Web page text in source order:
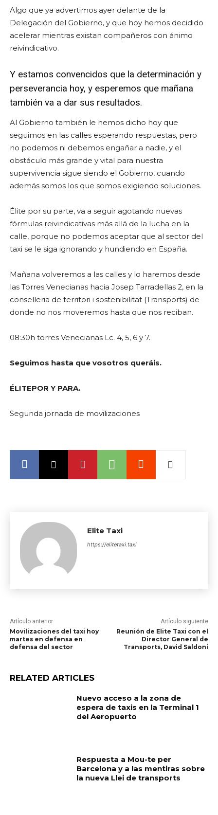
Algo que ya advertimos ayer delante de la
Delegación del Gobierno, y que hoy hemos decidido
acelerar mientras existan compañeros con ánimo
reivindicativo.
Y estamos convencidos que la determinación y
perseverancia hoy, y esperemos que mañana
también va a dar sus resultados.
Al Gobierno también le hemos dicho hoy que
seguimos en las calles esperando respuestas, pero
no podemos ni debemos engañar a nadie, y el
obstáculo más grande y vital para nuestra
supervivencia sigue siendo el Gobierno, cuando
además somos los que somos exigiendo soluciones.
Élite por su parte, va a seguir agotando nuevas
fórmulas reivindicativas más allá de la lucha en la
calle, porque no podemos aceptar que al sector del
taxi se le siga ignorando y hundiendo en España.
Mañana volveremos a las calles y lo haremos desde
las Torres Venecianas hacia Josep Tarradellas 2, en la
conselleria de territori i sostenibilitat (Transports) de
donde no nos moveremos hasta que nos reciban.
08:30h torres Venecianas Lc. 4, 5, 6 y 7.
Seguimos hasta que vosotros queráis.
ÉLITEPOR Y PARA.
Segunda jornada de movilizaciones
Elite Taxi
https://elitetaxi.taxi
Artículo anterior
Movilizaciones del taxi hoy
martes en defensa en
defensa del sector
Artículo siguiente
Reunión de Elite Taxi con el
Director General de
Transports, David Saldoni
RELATED ARTICLES
Nuevo acceso a la zona de
espera de taxis en la Terminal 1
del Aeropuerto
Respuesta a Mou-te per
Barcelona y a las mentiras sobre
la nueva Llei de transports